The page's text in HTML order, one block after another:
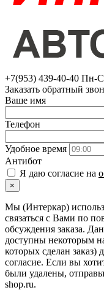
+7(953) 439-40-40 Пн-
Заказать обратный
Ваше имя
Телефон
Удобное время
Антибот
Я даю согласие на
×
Мы (Интеркар)
связаться с Вами по
обсуждения заказа.
доступны некоторым
которых сделан заказ)
согласие. Если вы
были удалены,
shop.ru.